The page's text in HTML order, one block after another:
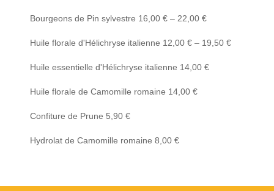
Bourgeons de Pin sylvestre 16,00 €– 22,00 €
Huile florale d'Hélichryse italienne 12,00 €– 19,50 €
Huile essentielle d'Hélichryse italienne 14,00 €
Huile florale de Camomille romaine 14,00 €
Confiture de Prune 5,90 €
Hydrolat de Camomille romaine 8,00 €